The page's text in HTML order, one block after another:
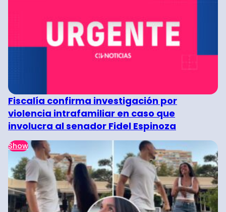
Fiscalía confirma investigación por
violencia intrafamiliar en caso que
involucra al senador Fidel Espinoza
Show